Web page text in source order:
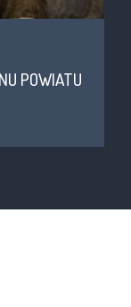
POWIATU